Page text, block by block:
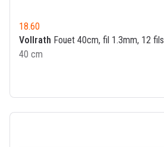
18.60
Vollrath Fouet 40cm, fil 1.3mm, 12 fils
40 cm